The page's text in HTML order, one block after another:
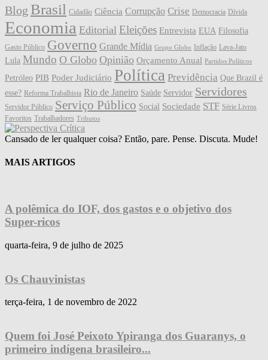
Blog Brasil Cidadão Ciência Corrupção Crise Democracia Dívida
Economia Editorial Eleições Entrevista EUA Filosofia
Gasto Público Governo Grande Mídia Grupo Globo Inflação Lava-Jato
Lula Mundo O Globo Opinião Orçamento Anual Partidos Políticos
Petróleo PIB Poder Judiciário Política Previdência Que Brazil é
esse? Reforma Trabalhista Rio de Janeiro Saúde Servidor Servidores
Servidor Público Serviço Público Social Sociedade STF Série Livros
Favoritos Trabalhadores Tributos
Cansado de ler qualquer coisa? Então, pare. Pense. Discuta. Mude!
MAIS ARTIGOS
A polêmica do IOF, dos gastos e o objetivo dos
Super-ricos
quarta-feira, 9 de julho de 2025
Os Chauvinistas
terça-feira, 1 de novembro de 2022
Quem foi José Peixoto Ypiranga dos Guaranys, o
primeiro indígena brasileiro...